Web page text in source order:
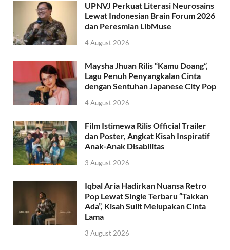
UPNVJ Perkuat Literasi Neurosains
Lewat Indonesian Brain Forum 2026
dan Peresmian LibMuse
4 August 2026
Maysha Jhuan Rilis “Kamu Doang”,
Lagu Penuh Penyangkalan Cinta
dengan Sentuhan Japanese City Pop
4 August 2026
Film Istimewa Rilis Official Trailer
dan Poster, Angkat Kisah Inspiratif
Anak-Anak Disabilitas
3 August 2026
Iqbal Aria Hadirkan Nuansa Retro
Pop Lewat Single Terbaru “Takkan
Ada”, Kisah Sulit Melupakan Cinta
Lama
3 August 2026